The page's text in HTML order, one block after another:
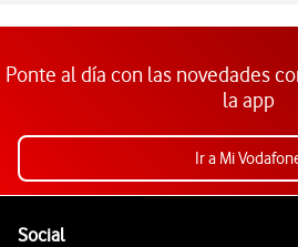
Ponte al día con las novedades
la app
Ir a Mi
SocialEnlaces a las redes sociales de